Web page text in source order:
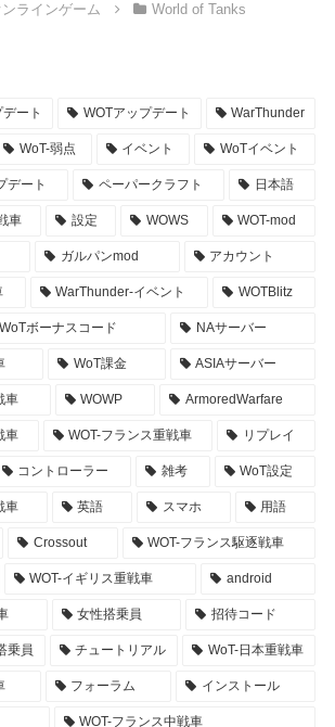
ンラインゲーム World of Tanks
ート WOTアップデート WarThunder
WoT-弱点 イベント WoTイベント
デート ペーパークラフト 日本語
車 設定 WOWS WOT-mod
ガルパンmod アカウント
WarThunder-イベント WOTBlitz
WoTボーナスコード NAサーバー
WoT課金 ASIAサーバー
車 WOWP ArmoredWarfare
車 WOT-フランス重戦車 リプレイ
コントローラー 雑考 WoT設定
車 英語 スマホ 用語
Crossout WOT-フランス駆逐戦車
WOT-イギリス重戦車 android
女性搭乗員 招待コード
乗員 チュートリアル WoT-日本重戦車
フォーラム インストール
WOT-フランス中戦車